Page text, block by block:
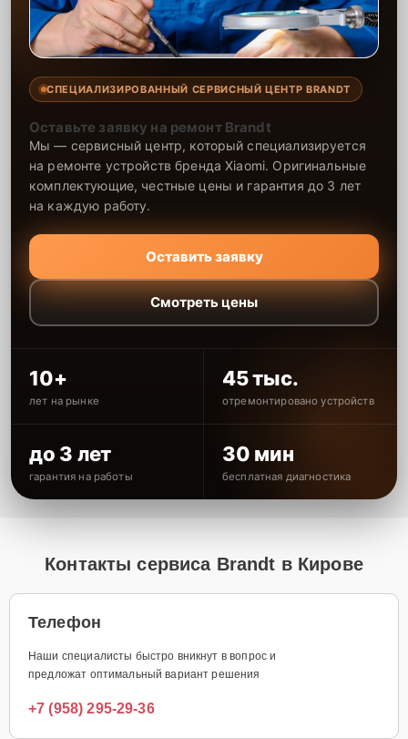
СПЕЦИАЛИЗИРОВАННЫЙ СЕРВИСНЫЙ ЦЕНТР BRANDT
Оставьте заявку на ремонт Brandt
Мы — сервисный центр, который специализируется
на ремонте устройств бренда Xiaomi. Оригинальные
комплектующие, честные цены и гарантия до 3 лет
на каждую работу.
Оставить заявку
Смотреть цены
10+
лет на рынке
45 тыс.
отремонтировано устройств
до 3 лет
гарантия на работы
30 мин
бесплатная диагностика
Контакты сервиса Brandt в Кирове
Телефон
Наши специалисты быстро вникнут в вопрос и
предложат оптимальный вариант решения
+7 (958) 295-29-36